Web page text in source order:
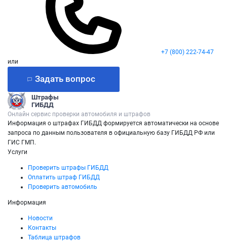
+7 (800) 222-74-47
или
Задать вопрос
Штрафы
ГИБДД
Онлайн сервис проверки автомобиля и штрафов
Информация о штрафах ГИБДД формируется автоматически на основе
запроса по данным пользователя в официальную базу ГИБДД РФ или
ГИС ГМП.
Услуги
Проверить штрафы ГИБДД
Оплатить штраф ГИБДД
Проверить автомобиль
Информация
Новости
Контакты
Таблица штрафов